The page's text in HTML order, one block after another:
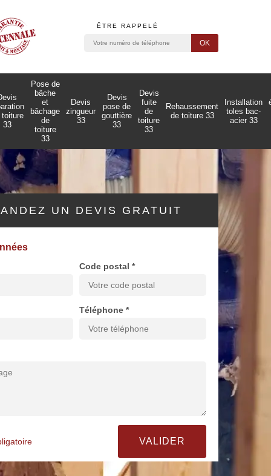
ÊTRE RAPPELÉ
toiture
33
Pose de
bâche
et
bâchage
de
toiture
33
Devis
zingueur
33
Devis
pose de
gouttière
33
Devis
fuite
de
toiture
33
Rehaussement
de toiture 33
Installation
toles bac-
acier 33
UN DEVIS GRATUIT
Code postal *
Téléphone *